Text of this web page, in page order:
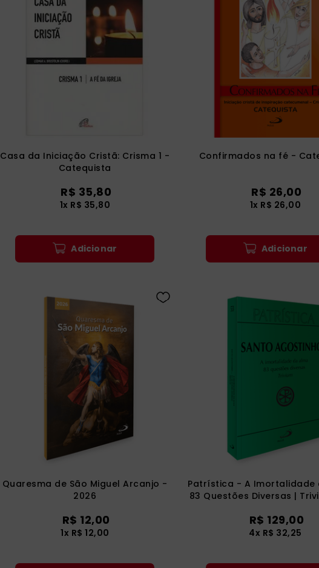
Casa da Iniciação Cristã: Crisma 1 -
Catequista
R$ 35,80
1x R$ 35,80
Adicionar
Confirmados na fé -
R$ 26,00
1x R$ 26,00
Adicionar
Quaresma de São Miguel Arcanjo -
2026
R$ 12,00
1x R$ 12,00
Patrística - A Imortalidade
83 Questões Diversas |
R$ 129,00
4x R$ 32,25